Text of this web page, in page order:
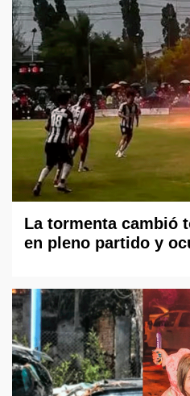
La tormenta cambió
en pleno partido y